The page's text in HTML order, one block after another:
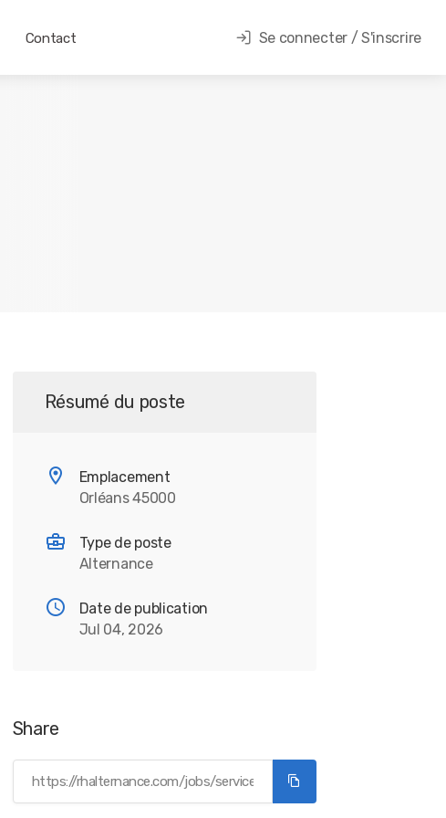
Contact Se connecter / S'inscrire
Résumé du poste
Emplacement
Orléans 45000
Type de poste
Alternance
Date de publication
Jul 04, 2026
Share